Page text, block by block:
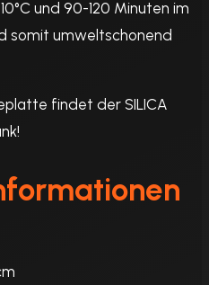
und 90-120 Minuten im
somit umweltschonend
findet der SILICA